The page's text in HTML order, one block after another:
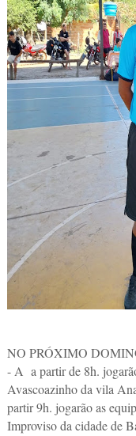
NO PRÓXIMO
- A a partir de 8h.
Avascoazinho da vila
partir 9h. jogarão as
Improviso da cidade de